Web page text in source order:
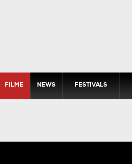
FILME NEWS FESTIVALS